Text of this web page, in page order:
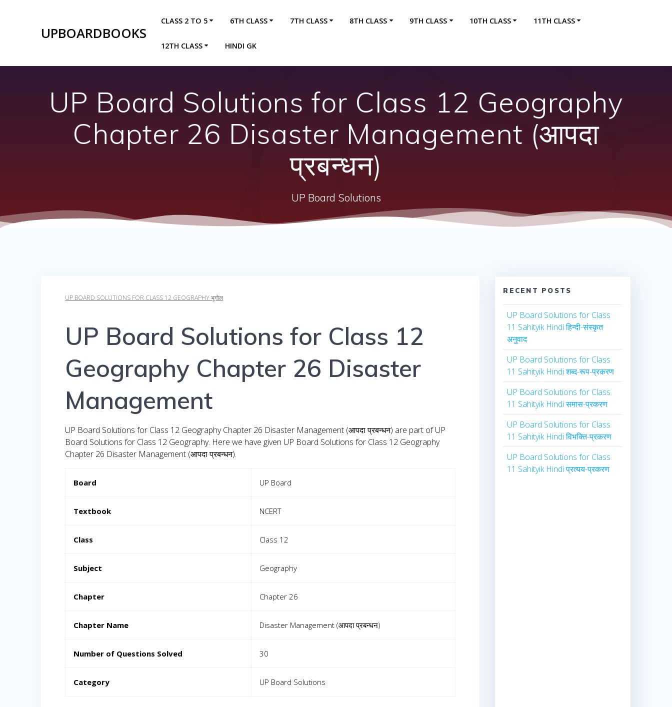
UPBOARDBOOKS
CLASS 2 TO 5 6TH CLASS 7TH CLASS 8TH CLASS 9TH CLASS 10TH CLASS 11TH CLASS
12TH CLASS HINDI GK
UP Board Solutions for Class 12 Geography
Chapter 26 Disaster Management (आपदा
प्रबन्धन)
UP Board Solutions
UP BOARD SOLUTIONS FOR CLASS 12 GEOGRAPHY भूगोल
UP Board Solutions for Class 12
Geography Chapter 26 Disaster
Management
UP Board Solutions for Class 12 Geography Chapter 26 Disaster Management (आपदा प्रबन्धन) are part of UP
Board Solutions for Class 12 Geography. Here we have given UP Board Solutions for Class 12 Geography
Chapter 26 Disaster Management (आपदा प्रबन्धन).
Board UP Board
Textbook NCERT
Class Class 12
Subject Geography
Chapter Chapter 26
Chapter Name Disaster Management (आपदा प्रबन्धन)
Number of Questions Solved 30
Category UP Board Solutions
RECENT POSTS
UP Board Solutions for Class
11 Sahityik Hindi हिन्दी-संस्कृत
अनुवाद
UP Board Solutions for Class
11 Sahityik Hindi शब्द-रूप-प्रकरण
UP Board Solutions for Class
11 Sahityik Hindi समास-प्रकरण
UP Board Solutions for Class
11 Sahityik Hindi विभक्ति-प्रकरण
UP Board Solutions for Class
11 Sahityik Hindi प्रत्यय-प्रकरण